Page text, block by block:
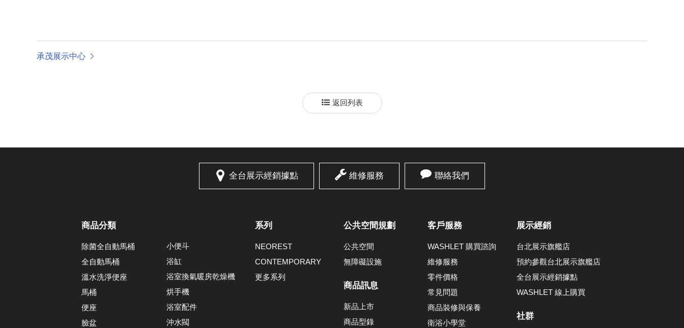
承茂展示中心
返回列表
全台展示經銷據點 維修服務 聯絡我們
商品分類
除菌全自動馬桶
全自動馬桶
溫水洗淨便座
馬桶
便座
臉盆
小便斗
浴缸
浴室換氣暖房乾燥機
烘手機
浴室配件
沖水閥
系列
NEOREST
CONTEMPORARY
更多系列
公共空間規劃
公共空間
無障礙設施
商品訊息
新品上市
商品型錄
客戶服務
WASHLET 購買諮詢
維修服務
零件價格
常見問題
商品裝修與保養
衛浴小學堂
展示經銷
台北展示旗艦店
預約參觀台北展示旗艦店
全台展示經銷據點
WASHLET 線上購買
社群